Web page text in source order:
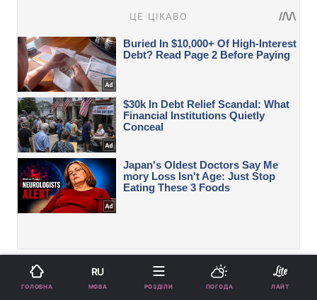
Вас також можуть зацікавити новини:
ГОЛОВНА
RU
МОВА РОЗДІЛИ ПОГОДА ЛАЙТ